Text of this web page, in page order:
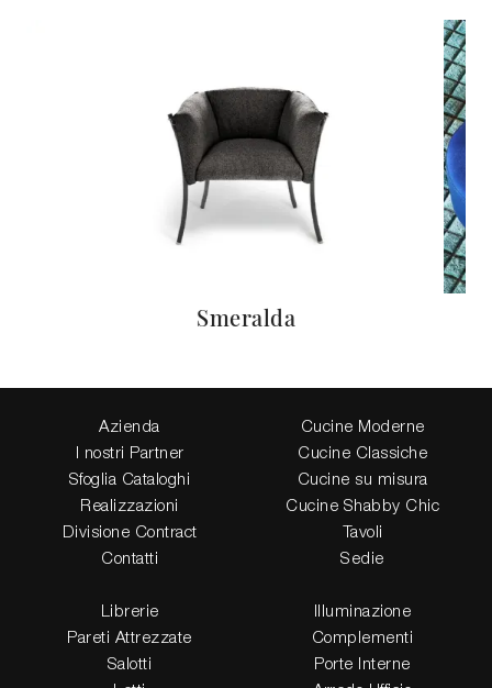
Smeralda
Azienda
I nostri Partner
Sfoglia Cataloghi
Realizzazioni
Divisione Contract
Contatti
Cucine Moderne
Cucine Classiche
Cucine su misura
Cucine Shabby Chic
Tavoli
Sedie
Librerie
Pareti Attrezzate
Salotti
Illuminazione
Complementi
Porte Interne